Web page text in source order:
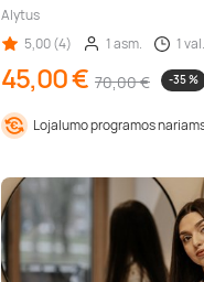
Alytus
5,00 (4)
1 asm. 1 val.
45,00 € 70,00 € -35 %
Lojalumo programos